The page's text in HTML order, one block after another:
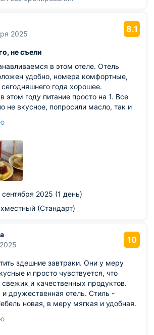
2025
8.1
не съели
в этом отеле. Отель
удобно, номера комфортные,
года хорошее.
этом году питание просто на 1. Все
не вкусное, попросили масло, так и
ужасно. Вообщем ушли
сентября 2025 (1 день)
(Стандарт)
10
здешние завтраки. Они у меру
и просто чувствуется, что
свежих и качественных продуктов.
и дружественная отель. Стиль -
новая, в меру мягкая и удобная.
очень отзывчивые. Гостей тут